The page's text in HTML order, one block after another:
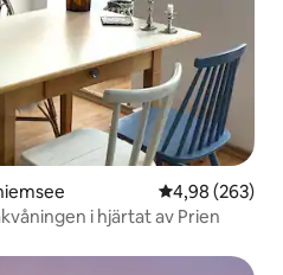
4,98 av 5 i
4,98 (263)
i hjärtat av Prien